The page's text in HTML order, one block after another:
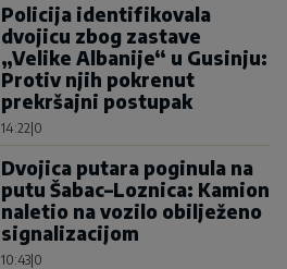
Policija identifikovala
dvojicu zbog zastave
„Velike Albanije“ u Gusinju:
Protiv njih pokrenut
prekršajni postupak
14:22 0
Dvojica putara poginula na
putu Šabac–Loznica: Kamion
naletio na vozilo obilježeno
signalizacijom
10:43 0